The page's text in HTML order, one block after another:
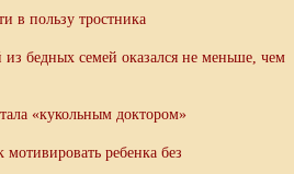
в пользу тростника
из бедных семей оказался не меньше, чем
«кукольным доктором»
мотивировать ребенка без